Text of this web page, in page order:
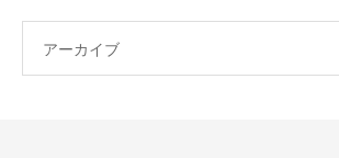
アーカイブ